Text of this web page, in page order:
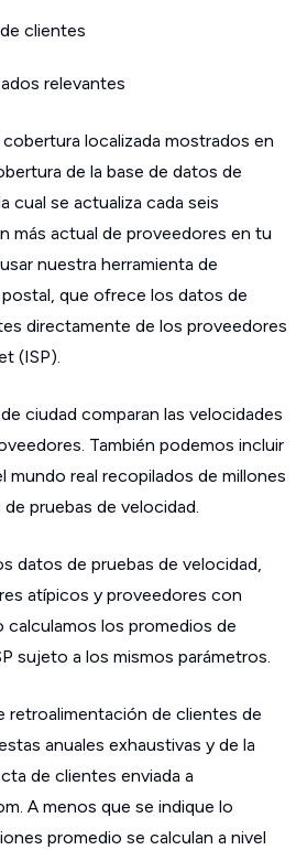
clientes
relevantes
localizada mostrados en
de la base de datos de
cual se actualiza cada seis
más actual de proveedores en tu
nuestra herramienta de
que ofrece los datos de
directamente de los proveedores
(ISP).
ciudad comparan las velocidades
También podemos incluir
mundo real recopilados de millones
pruebas de velocidad.
datos de pruebas de velocidad,
atípicos y proveedores con
calculamos los promedios de
sujeto a los mismos parámetros.
retroalimentación de clientes de
anuales exhaustivas y de la
de clientes enviada a
A menos que se indique lo
promedio se calculan a nivel